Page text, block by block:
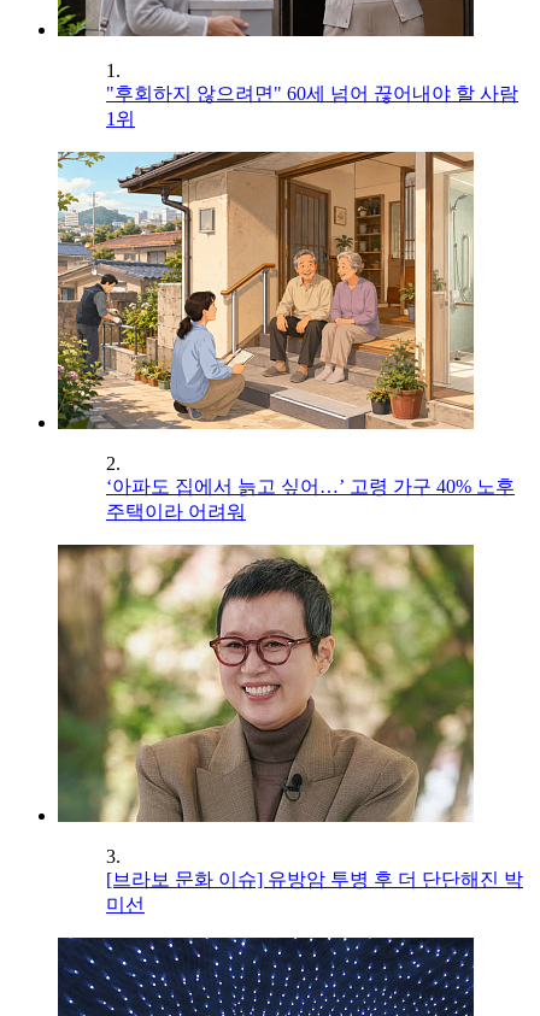
1.
"후회하지 않으려면" 60세 넘어 끊어내야 할 사람
1위
2.
‘아파도 집에서 늙고 싶어…’ 고령 가구 40% 노후
주택이라 어려워
3.
[브라보 문화 이슈] 유방암 투병 후 더 단단해진 박
미선